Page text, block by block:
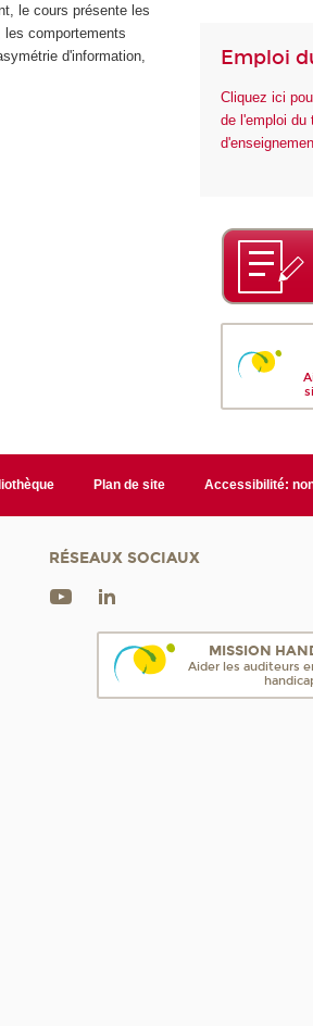
le cours présente les
comportements
d'information,
Emploi
Cliquez ici
de l'emploi du
Plan de site Accessibilité:
RÉSEAUX SOCIAUX
MISSION
Aider les auditeurs